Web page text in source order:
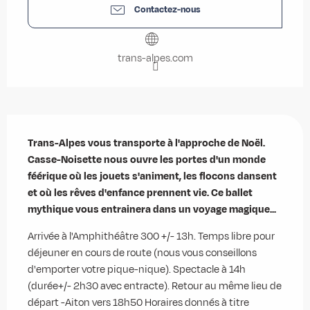
Contactez-nous
trans-alpes.com
Trans-Alpes vous transporte à l'approche de Noël.
Casse-Noisette nous ouvre les portes d'un monde
féérique où les jouets s'animent, les flocons dansent
et où les rêves d'enfance prennent vie. Ce ballet
mythique vous entrainera dans un voyage magique...
Arrivée à l'Amphithéâtre 300 +/- 13h. Temps libre pour
déjeuner en cours de route (nous vous conseillons
d'emporter votre pique-nique). Spectacle à 14h
(durée+/- 2h30 avec entracte). Retour au même lieu de
départ -Aiton vers 18h50 Horaires donnés à titre